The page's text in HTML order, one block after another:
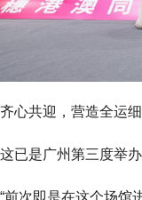
齐心共迎，营造全运
这已是广州第三度举办